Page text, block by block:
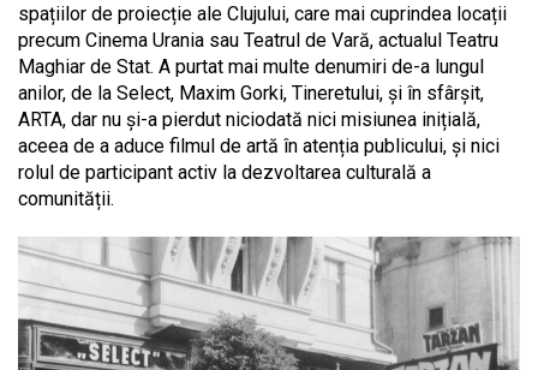
spațiilor de proiecție ale Clujului, care mai cuprindea locații
precum Cinema Urania sau Teatrul de Vară, actualul Teatru
Maghiar de Stat. A purtat mai multe denumiri de-a lungul
anilor, de la Select, Maxim Gorki, Tineretului, și în sfârșit,
ARTA, dar nu și-a pierdut niciodată nici misiunea inițială,
aceea de a aduce filmul de artă în atenția publicului, și nici
rolul de participant activ la dezvoltarea culturală a
comunității.